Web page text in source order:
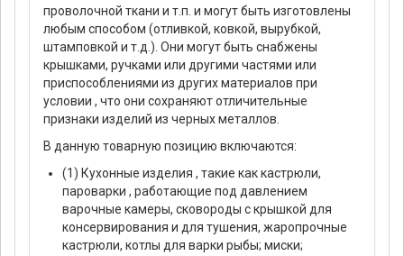
проволочной ткани и т.п. и могут быть изготовлены
любым способом (отливкой, ковкой, вырубкой,
штамповкой и т.д.). Они могут быть снабжены
крышками, ручками или другими частями или
приспособлениями из других материалов при
условии , что они сохраняют отличительные
признаки изделий из черных металлов.
В данную товарную позицию включаются:
(1) Кухонные изделия , такие как кастрюли,
пароварки , работающие под давлением
варочные камеры, сковороды с крышкой для
консервирования и для тушения, жаропрочные
кастрюли, котлы для варки рыбы; миски;